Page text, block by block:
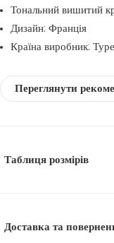
Тональний вишитий
Дизайн: Франція
Країна виробник:
Переглянути
Таблиця розмірів
Доставка та